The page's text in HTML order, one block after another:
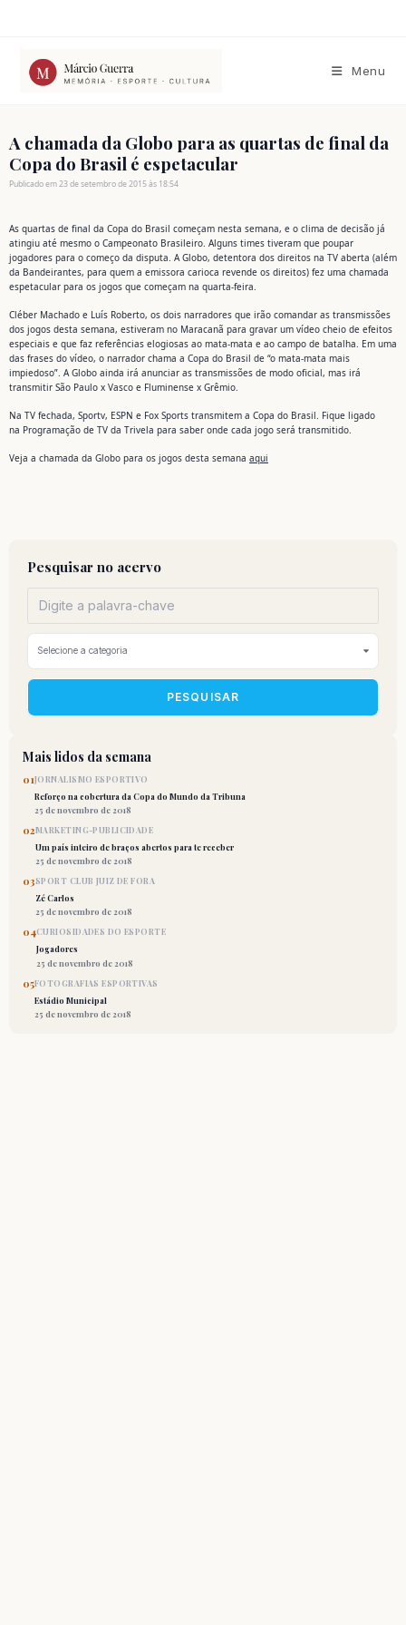
conteúdo
Menu
A chamada da Globo para as quartas de final da
Copa do Brasil é espetacular
Publicado em 23 de setembro de 2015 às 18:54
As quartas de final da Copa do Brasil começam nesta semana, e o clima de decisão já
atingiu até mesmo o Campeonato Brasileiro. Alguns times tiveram que poupar
jogadores para o começo da disputa. A Globo, detentora dos direitos na TV aberta (além
da Bandeirantes, para quem a emissora carioca revende os direitos) fez uma chamada
espetacular para os jogos que começam na quarta-feira.
Cléber Machado e Luís Roberto, os dois narradores que irão comandar as transmissões
dos jogos desta semana, estiveram no Maracanã para gravar um vídeo cheio de efeitos
especiais e que faz referências elogiosas ao mata-mata e ao campo de batalha. Em uma
das frases do vídeo, o narrador chama a Copa do Brasil de “o mata-mata mais
impiedoso”. A Globo ainda irá anunciar as transmissões de modo oficial, mas irá
transmitir São Paulo x Vasco e Fluminense x Grêmio.
Na TV fechada, Sportv, ESPN e Fox Sports transmitem a Copa do Brasil. Fique ligado
na Programação de TV da Trivela para saber onde cada jogo será transmitido.
Veja a chamada da Globo para os jogos desta semana aqui
Pesquisar no acervo
PESQUISAR
Mais lidos da semana
01JORNALISMO ESPORTIVO
Reforço na cobertura da Copa do Mundo da Tribuna
25 de novembro de 2018
02MARKETING-PUBLICIDADE
Um país inteiro de braços abertos para te receber
25 de novembro de 2018
03SPORT CLUB JUIZ DE FORA
Zé Carlos
25 de novembro de 2018
04CURIOSIDADES DO ESPORTE
Jogadores
25 de novembro de 2018
05FOTOGRAFIAS ESPORTIVAS
Estádio Municipal
25 de novembro de 2018